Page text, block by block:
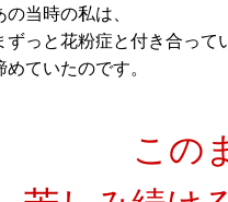
当時の私は、
ずっと花粉症と付き合って
ていたのです。
この